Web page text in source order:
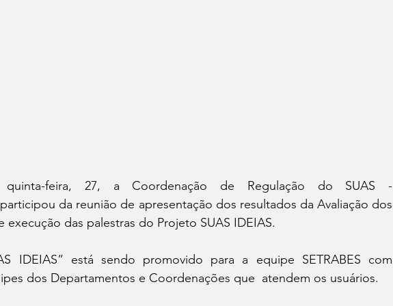
feira, 27, a Coordenação de Regulação do SUAS -
participou da reunião de apresentação dos resultados da Avaliação dos
execução das palestras do Projeto SUAS IDEIAS.
IDEIAS” está sendo promovido para a equipe SETRABES com
dos Departamentos e Coordenações que  atendem os usuários.